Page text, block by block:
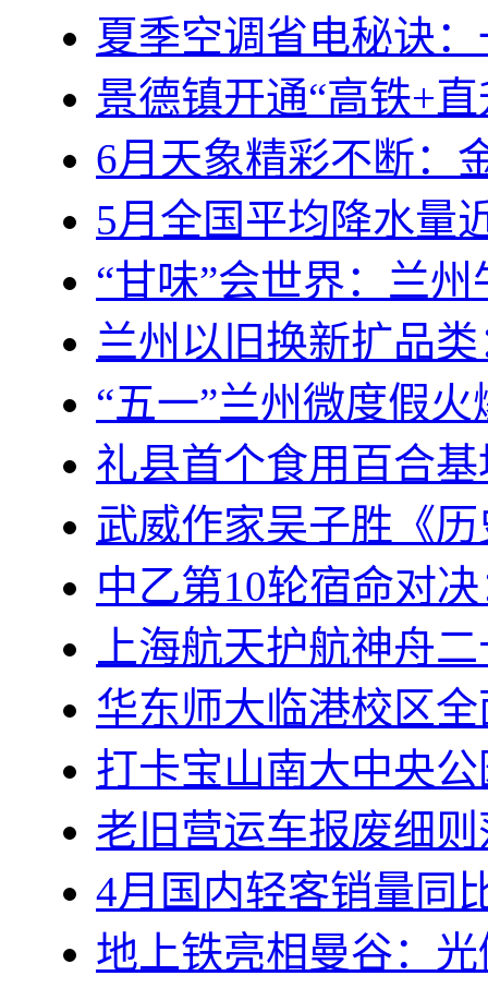
夏季空调省电秘诀
景德镇开通“高铁+
6月天象精彩不断：
5月全国平均降水量
“甘味”会世界：兰
兰州以旧换新扩品
“五一”兰州微度假
礼县首个食用百合
武威作家吴子胜《
中乙第10轮宿命对
上海航天护航神舟
华东师大临港校区
打卡宝山南大中央
老旧营运车报废细
4月国内轻客销量同
地上铁亮相曼谷：